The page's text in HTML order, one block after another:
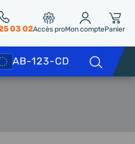
03 02Accès proMon comptePanier